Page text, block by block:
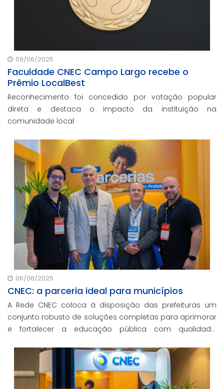
09/06/2025
Faculdade CNEC Campo Largo recebe o
Prêmio LocalBest
Reconhecimento foi concedido por votação popular
direta e destaca o impacto da instituição na
comunidade local
06/06/2025
CNEC: a parceria ideal para municípios
A Rede CNEC coloca à disposição das prefeituras um
conjunto robusto de soluções completas para aprimorar
e fortalecer a educação pública com qualidade,
que não participaram da Marcha dos Prefeitos